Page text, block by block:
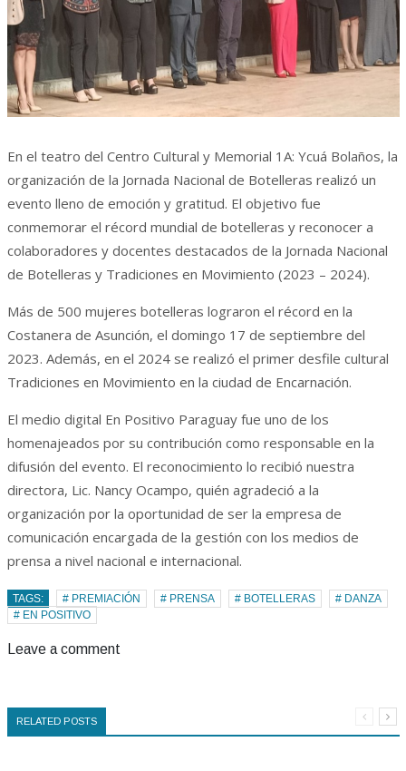
En el teatro del Centro Cultural y Memorial 1A: Ycuá Bolaños, la
organización de la Jornada Nacional de Botelleras realizó un
evento lleno de emoción y gratitud. El objetivo fue
conmemorar el récord mundial de botelleras y reconocer a
colaboradores y docentes destacados de la Jornada Nacional
de Botelleras y Tradiciones en Movimiento (2023 – 2024).
Más de 500 mujeres botelleras lograron el récord en la
Costanera de Asunción, el domingo 17 de septiembre del
2023. Además, en el 2024 se realizó el primer desfile cultural
Tradiciones en Movimiento en la ciudad de Encarnación.
El medio digital En Positivo Paraguay fue uno de los
homenajeados por su contribución como responsable en la
difusión del evento. El reconocimiento lo recibió nuestra
directora, Lic. Nancy Ocampo, quién agradeció a la
organización por la oportunidad de ser la empresa de
comunicación encargada de la gestión con los medios de
prensa a nivel nacional e internacional.
TAGS: # PREMIACIÓN # PRENSA # BOTELLERAS
# DANZA
# EN POSITIVO
Leave a comment
RELATED POSTS